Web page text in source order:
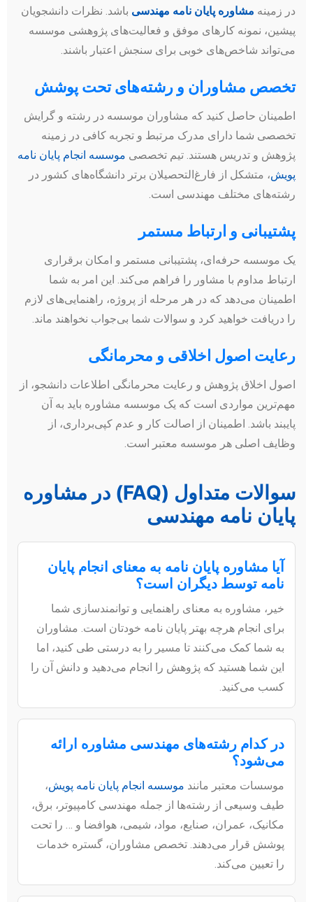
در زمینه مشاوره پایان نامه مهندسی باشد. نظرات دانشجویان
پیشین، نمونه کارهای موفق و فعالیت‌های پژوهشی موسسه
می‌تواند شاخص‌های خوبی برای سنجش اعتبار باشند.
تخصص مشاوران و رشته‌های تحت پوشش
اطمینان حاصل کنید که مشاوران موسسه در رشته و گرایش
تخصصی شما دارای مدرک مرتبط و تجربه کافی در زمینه
پژوهش و تدریس هستند. تیم تخصصی موسسه انجام پایان نامه
پویش، متشکل از فارغ‌التحصیلان برتر دانشگاه‌های کشور در
رشته‌های مختلف مهندسی است.
پشتیبانی و ارتباط مستمر
یک موسسه حرفه‌ای، پشتیبانی مستمر و امکان برقراری
ارتباط مداوم با مشاور را فراهم می‌کند. این امر به شما
اطمینان می‌دهد که در هر مرحله از پروژه، راهنمایی‌های لازم
را دریافت خواهید کرد و سوالات شما بی‌جواب نخواهند ماند.
رعایت اصول اخلاقی و محرمانگی
اصول اخلاق پژوهش و رعایت محرمانگی اطلاعات دانشجو، از
مهم‌ترین مواردی است که یک موسسه مشاوره باید به آن
پایبند باشد. اطمینان از اصالت کار و عدم کپی‌برداری، از
وظایف اصلی هر موسسه معتبر است.
سوالات متداول (FAQ) در مشاوره
پایان نامه مهندسی
آیا مشاوره پایان نامه به معنای انجام پایان
نامه توسط دیگران است؟
خیر، مشاوره به معنای راهنمایی و توانمندسازی شما
برای انجام هرچه بهتر پایان نامه خودتان است. مشاوران
به شما کمک می‌کنند تا مسیر را به درستی طی کنید، اما
این شما هستید که پژوهش را انجام می‌دهید و دانش آن را
کسب می‌کنید.
در کدام رشته‌های مهندسی مشاوره ارائه
می‌شود؟
موسسات معتبر مانند موسسه انجام پایان نامه پویش،
طیف وسیعی از رشته‌ها از جمله مهندسی کامپیوتر، برق،
مکانیک، عمران، صنایع، مواد، شیمی، هوافضا و … را تحت
پوشش قرار می‌دهند. تخصص مشاوران، گستره خدمات
را تعیین می‌کند.